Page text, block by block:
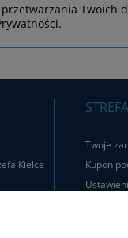
Twoich
Kielce
Twoje
Kupon